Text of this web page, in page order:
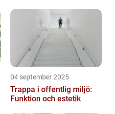
nyproduktion
04 september 2025
Trappa i offentlig miljö:
Funktion och estetik